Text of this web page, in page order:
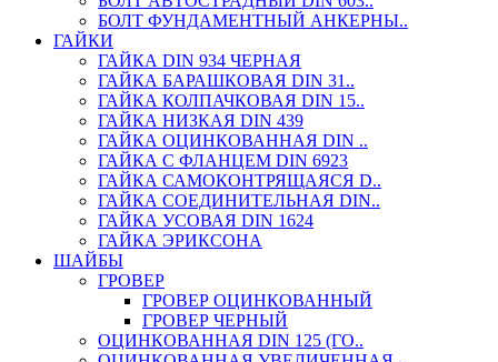
БОЛТ ФУНДАМЕНТНЫЙ АНКЕРНЫ..
ГАЙКИ
ГАЙКА DIN 934 ЧЕРНАЯ
ГАЙКА БАРАШКОВАЯ DIN 31..
ГАЙКА КОЛПАЧКОВАЯ DIN 15..
ГАЙКА НИЗКАЯ DIN 439
ГАЙКА ОЦИНКОВАННАЯ DIN ..
ГАЙКА С ФЛАНЦЕМ DIN 6923
ГАЙКА САМОКОНТРЯЩАЯСЯ D..
ГАЙКА СОЕДИНИТЕЛЬНАЯ DIN..
ГАЙКА УСОВАЯ DIN 1624
ГАЙКА ЭРИКСОНА
ШАЙБЫ
ГРОВЕР
ГРОВЕР ОЦИНКОВАННЫЙ
ГРОВЕР ЧЕРНЫЙ
ОЦИНКОВАННАЯ DIN 125 (ГО..